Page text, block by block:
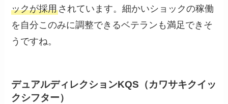
ックが採用されています。細かいショックの稼働
を自分このみに調整できるベテランも満足できそ
うですね。
デュアルディレクションKQS（カワサキクイッ
クシフター）